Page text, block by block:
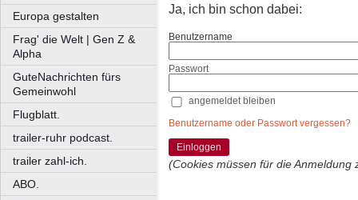
Europa gestalten
Frag' die Welt | Gen Z &
Alpha
GuteNachrichten fürs
Gemeinwohl
Flugblatt.
trailer-ruhr podcast.
trailer zahl-ich.
ABO.
Ja, ich bin schon dabei:
Benutzername
Passwort
angemeldet bleiben
Benutzername oder Passwort vergessen?
Einloggen
(Cookies müssen für die Anmeldung